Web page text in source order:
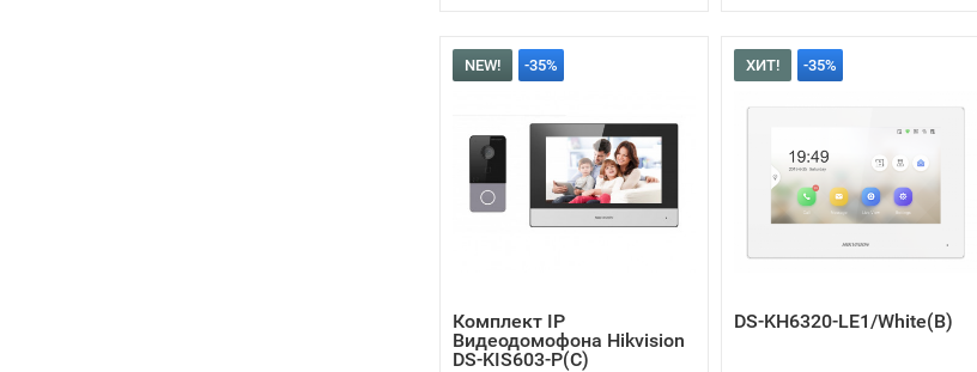
NEW! -35%
Комплект IP
Видеодомофона Hikvision
DS-KIS603-P(C)
ХИТ! -35%
DS-KH6320-LE1/White(B)